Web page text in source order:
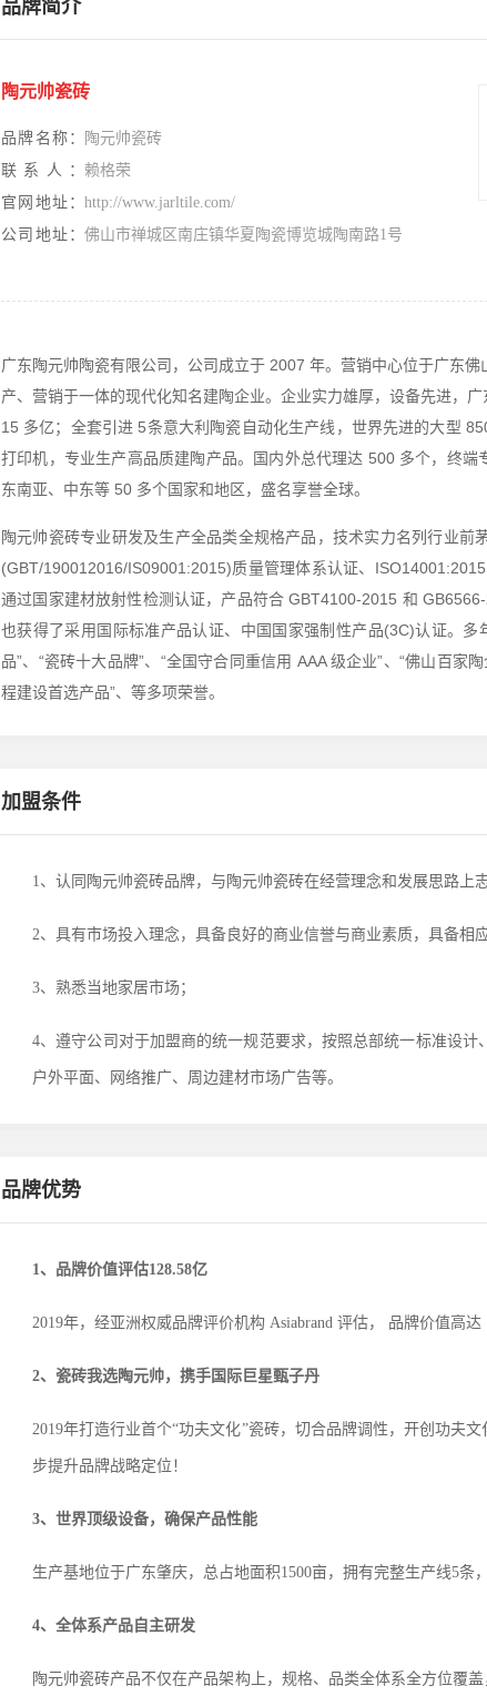
品牌简介
陶元帅瓷砖
品牌名称：
陶元帅瓷砖
联系人： 赖格荣
官网地址： http://www.jarltile.com/
公司地址： 佛山市禅城区南庄镇华夏陶瓷博览城陶南路1号
广东陶元帅陶瓷有限公司，公司成立于 2007 年。营销中心位于广东
产、营销于一体的现代化知名建陶企业。企业实力雄厚，设备先进，
15 多亿；全套引进 5条意大利陶瓷自动化生产线，世界先进的大型
打印机，专业生产高品质建陶产品。国内外总代理达 500 多个，终端
东南亚、中东等 50 多个国家和地区，盛名享誉全球。
陶元帅瓷砖专业研发及生产全品类全规格产品，技术实力名列行业前
(GBT/190012016/IS09001:2015)质量管理体系认证、
通过国家建材放射性检测认证，产品符合 GBT4100-2015 和
也获得了采用国际标准产品认证、中国国家强制性产品(3C)认证。多
品”、“瓷砖十大品牌”、“全国守合同重信用 AAA 级企业”、“佛山百家
程建设首选产品”、等多项荣誉。
加盟条件
1、认同陶元帅瓷砖品牌，与陶元帅瓷砖在经营理念和发展思路上
2、具有市场投入理念，具备良好的商业信誉与商业素质，具备相
3、熟悉当地家居市场；
4、遵守公司对于加盟商的统一规范要求，按照总部统一标准设计
户外平面、网络推广、周边建材市场广告等。
品牌优势
1、品牌价值评估128.58亿
2019年，经亚洲权威品牌评价机构 Asiabrand 评估， 品牌价值高达
2、瓷砖我选陶元帅，携手国际巨星甄子丹
2019年打造行业首个“功夫文化”瓷砖，切合品牌调性，开创功夫
步提升品牌战略定位！
3、世界顶级设备，确保产品性能
生产基地位于广东肇庆，总占地面积1500亩，拥有完整生产线5条
4、全体系产品自主研发
陶元帅瓷砖产品不仅在产品架构上，规格、品类全体系全方位覆